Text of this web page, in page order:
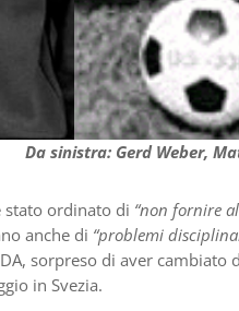
Da sinistra: Gerd Weber,
stato ordinato di “non fornire
anche di “problemi
sorpreso di aver
in Svezia.